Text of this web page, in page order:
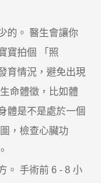
。 醫生會讓你
寶拍個 「照
育情況，避免出現
命體徵，比如體
體是不是處於一個
，檢查心臟功
手術前 6 - 8 小